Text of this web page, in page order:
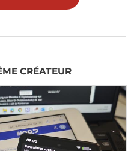
CRÉATEUR